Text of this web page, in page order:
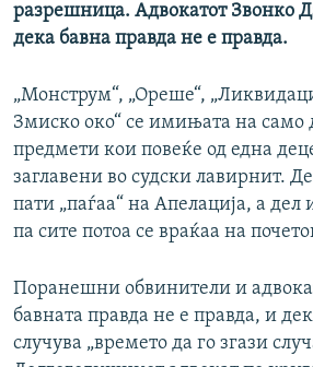
разрешница. Адвокатот Звонко
дека бавна правда не е правда.
„Монструм“, „Ореше“,
Змиско око“ се имињата на само
предмети кои повеќе од една
заглавени во судски лавирнит.
пати „паѓаа“ на Апелација, а дел
па сите потоа се враќаа на
Поранешни обвинители и
бавната правда не е правда, и
случува „времето да го згази